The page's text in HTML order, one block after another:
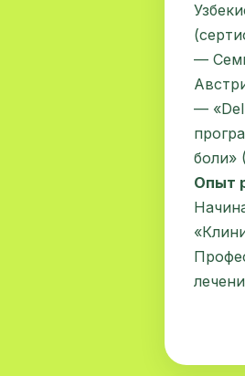
—
—
боли»
Опыт